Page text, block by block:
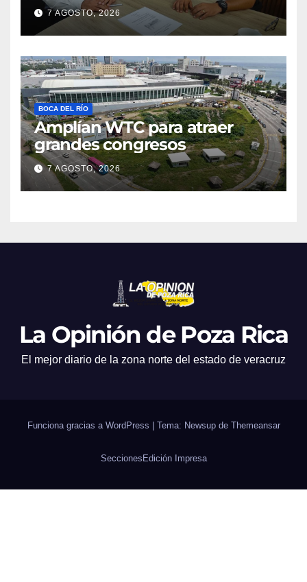
7 AGOSTO, 2026
BOCA DEL RÍO
Amplían WTC para atraer
grandes congresos
7 AGOSTO, 2026
La Opinión de Poza Rica
El mejor diario de la zona norte del estado de veracruz
Funciona gracias a WordPress Tema: Newsup de Themeansar
Secciones Edición Impresa